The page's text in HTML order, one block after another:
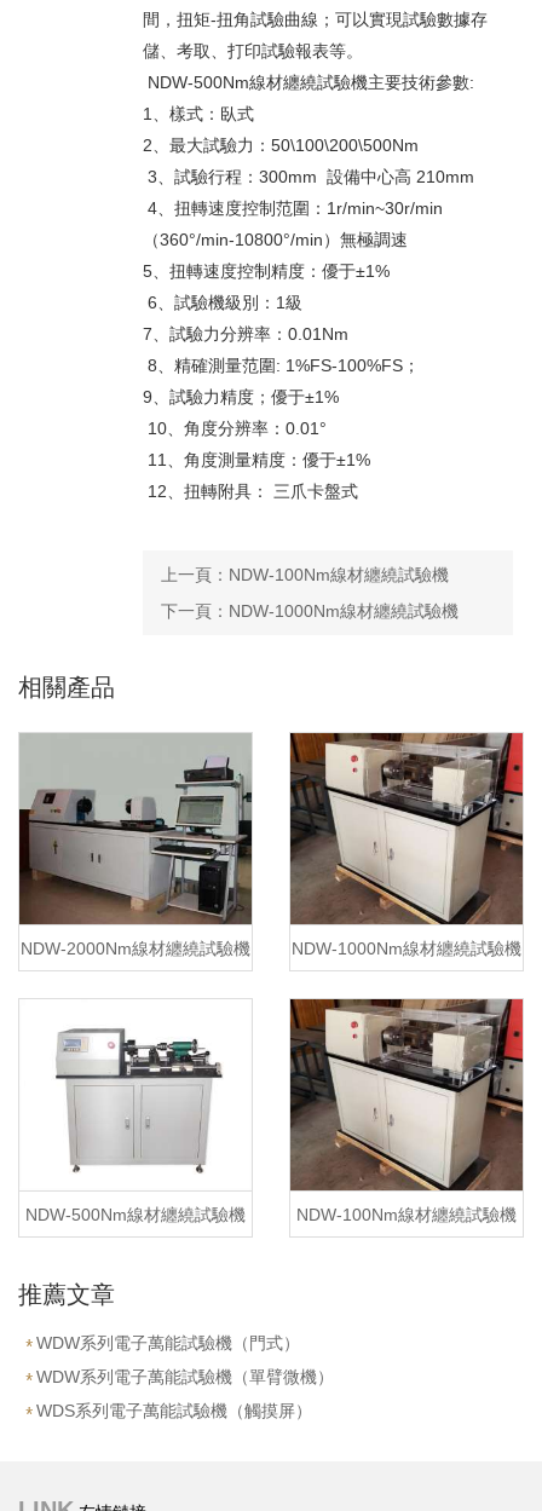
間，扭矩-扭角試驗曲線；可以實現試驗數據存
儲、考取、打印試驗報表等。
NDW-500Nm線材纏繞試驗機主要技術參數:
1、樣式：臥式
2、最大試驗力：50\100\200\500Nm
3、試驗行程：300mm 設備中心高 210mm
4、扭轉速度控制范圍：1r/min~30r/min
（360°/min-10800°/min）無極調速
5、扭轉速度控制精度：優于±1%
6、試驗機級別：1級
7、試驗力分辨率：0.01Nm
8、精確測量范圍: 1%FS-100%FS；
9、試驗力精度；優于±1%
10、角度分辨率：0.01°
11、角度測量精度：優于±1%
12、扭轉附具： 三爪卡盤式
上一頁： NDW-100Nm線材纏繞試驗機
下一頁： NDW-1000Nm線材纏繞試驗機
相關產品
NDW-2000Nm線材纏繞試驗機 NDW-1000Nm線材纏繞試驗機
NDW-500Nm線材纏繞試驗機 NDW-100Nm線材纏繞試驗機
推薦文章
WDW系列電子萬能試驗機（門式）
WDW系列電子萬能試驗機（單臂微機）
WDS系列電子萬能試驗機（觸摸屏）